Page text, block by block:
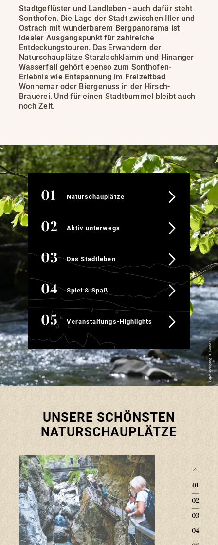
Stadtgeflüster und Landleben - auch dafür steht
Sonthofen. Die Lage der Stadt zwischen Iller und
Ostrach mit wunderbarem Bergpanorama ist
idealer Ausgangspunkt für zahlreiche
Entdeckungstouren. Das Erwandern der
Naturschauplätze Starzlachklamm und Hinanger
Wasserfall gehört ebenso zum Sonthofen-
Erlebnis wie Entspannung im Freizeitbad
Wonnemar oder Biergenuss in der Hirsch-
Brauerei. Und für einen Stadtbummel bleibt auch
noch Zeit.
Foto: Wolfgang B. Kleiner
Naturschauplätze
Aktiv unterwegs
Das Stadtleben
Spiel & Spaß
Spiel & Spaß
Veranstaltungs-Highlights
Veranstaltungs-Highlights
UNSERE SCHÖNSTEN
NATURSCHAUPLÄTZE
01
02
03
04